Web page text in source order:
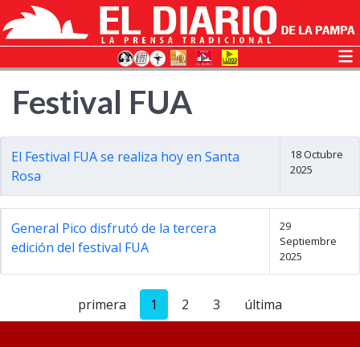
Festival FUA
El Festival FUA se realiza hoy en Santa
Rosa
18 Octubre
2025
General Pico disfrutó de la tercera
edición del festival FUA
29
Septiembre
2025
primera 1 2 3 última